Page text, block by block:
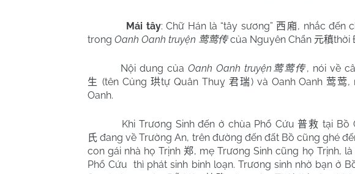
Mái tây: Chữ Hán là “tây sương” 西廂, nhắc đến
trong Oanh Oanh truyện 莺莺传 của Nguyên Chẩn 元稹thời
Nội dung của Oanh Oanh truyện 莺莺传, nói về
生 (tên Củng 珙tự Quân Thuỵ 君瑞) và Oanh Oanh 莺莺,
Oanh.
Khi Trương Sinh đến ở chùa Phổ Cứu 普救 tại Bồ
氏 đang về Trường An, trên đường đến đất Bồ cũng ghé
con gái nhà họ Trịnh 郑, mẹ Trương Sinh cũng họ Trịnh,
Phổ Cứu thì phát sinh binh loạn. Trương sinh nhờ bạn ở